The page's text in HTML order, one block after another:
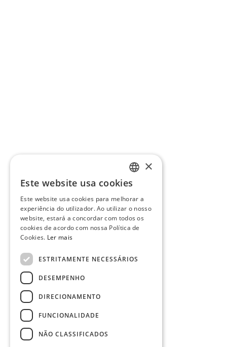
PORTUGUESE
ENGLISH
×
Este website usa cookies
Este website usa cookies para melhorar a
experiência do utilizador. Ao utilizar o nosso
website, estará a concordar com todos os
cookies de acordo com nossa Política de
Cookies. Ler mais
ESTRITAMENTE NECESSÁRIOS
DESEMPENHO
DIRECIONAMENTO
FUNCIONALIDADE
NÃO CLASSIFICADOS